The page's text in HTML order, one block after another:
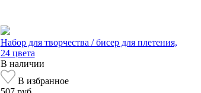
Набор для творчества / бисер для плетения,
24 цвета
В наличии
В избранное